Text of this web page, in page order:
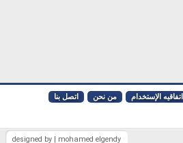
اتفاقيه الإستخدام من نحن اتصل بنا
designed by | mohamed elgendy